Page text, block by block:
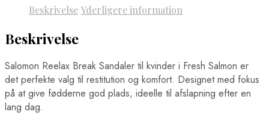
Beskrivelse Yderligere information
Beskrivelse
Salomon Reelax Break Sandaler til kvinder i Fresh Salmon er
det perfekte valg til restitution og komfort. Designet med fokus
på at give fødderne god plads, ideelle til afslapning efter en
lang dag.